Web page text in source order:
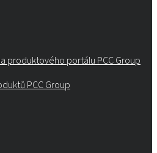
produktového portálu PCC Group
PCC Group